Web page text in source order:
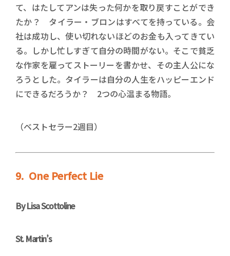
て、はたしてアンは失った何かを取り戻すことができ
たか？ タイラー・ブロンはすべてを持っている。会
社は成功し、使い切れないほどのお金も入ってきてい
る。しかし忙しすぎて自分の時間がない。そこで貧乏
な作家を雇ってストーリーを書かせ、その主人公にな
ろうとした。タイラーは自分の人生をハッピーエンド
にできるだろうか？ 2つの心温まる物語。
（ベストセラー2週目）
9. One Perfect Lie
By Lisa Scottoline
St. Martin’s